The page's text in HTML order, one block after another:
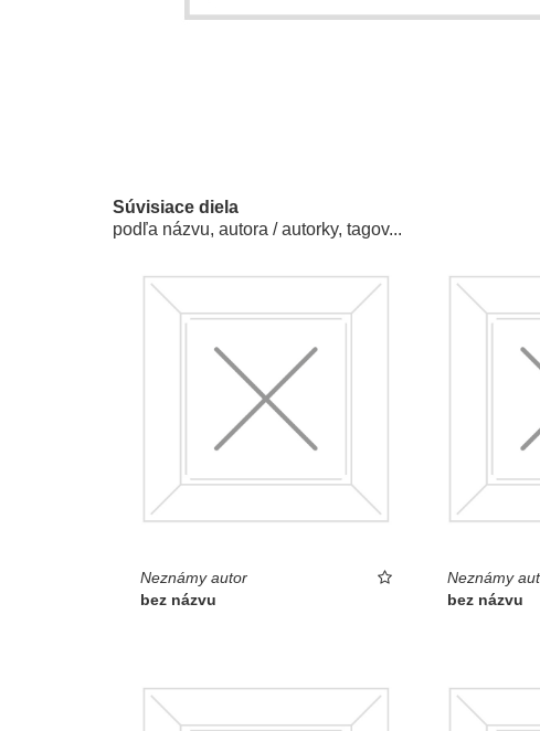
Súvisiace diela
podľa názvu, autora / autorky, tagov...
Neznámy autor
bez názvu
Neznámy
bez názvu